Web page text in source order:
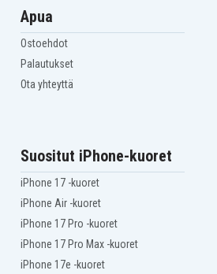
Apua
Ostoehdot
Palautukset
Ota yhteyttä
Suositut iPhone-kuoret
iPhone 17 -kuoret
iPhone Air -kuoret
iPhone 17 Pro -kuoret
iPhone 17 Pro Max -kuoret
iPhone 17e -kuoret